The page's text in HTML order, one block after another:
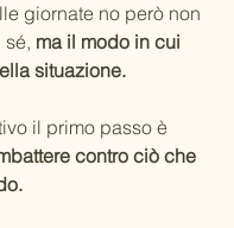
giornate no però non
sé, ma il modo in cui
situazione.
il primo passo è
contro ciò che